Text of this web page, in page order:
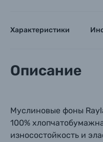
Аксессуары
Оптические
Электроника
Характеристики
Описание
Муслиновые фоны
100%
износостойкость и